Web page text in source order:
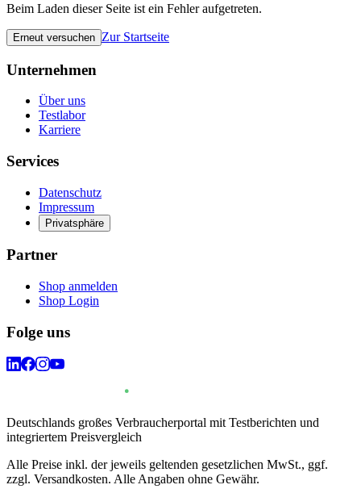
Beim Laden dieser Seite ist ein Fehler aufgetreten.
Erneut versuchen Zur Startseite
Unternehmen
Über uns
Testlabor
Karriere
Services
Datenschutz
Impressum
Privatsphäre
Partner
Shop anmelden
Shop Login
Folge uns
Deutschlands großes Verbraucherportal mit Testberichten und
integriertem Preisvergleich
Alle Preise inkl. der jeweils geltenden gesetzlichen MwSt., ggf.
zzgl. Versandkosten. Alle Angaben ohne Gewähr.